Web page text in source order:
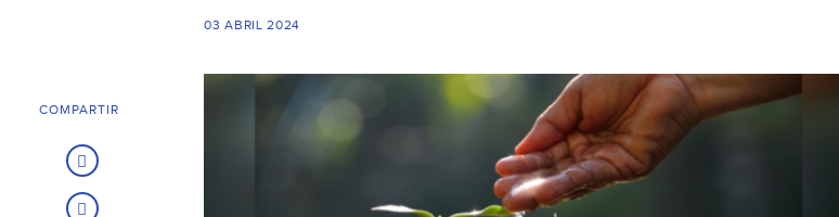
03 ABRIL 2024
COMPARTIR